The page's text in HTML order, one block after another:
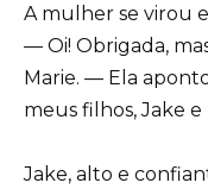
A mulher se virou
— Oi! Obrigada,
Marie. — Ela
meus filhos, Jake e
Jake, alto e